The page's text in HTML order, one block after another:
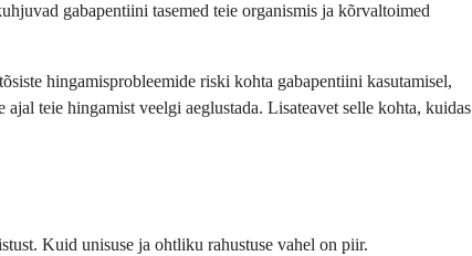
gabapentiini tasemed teie organismis ja kõrvaltoimed
hingamisprobleemide riski kohta gabapentiini kasutamisel,
teie hingamist veelgi aeglustada. Lisateavet selle kohta, kuidas
Kuid unisuse ja ohtliku rahustuse vahel on piir.